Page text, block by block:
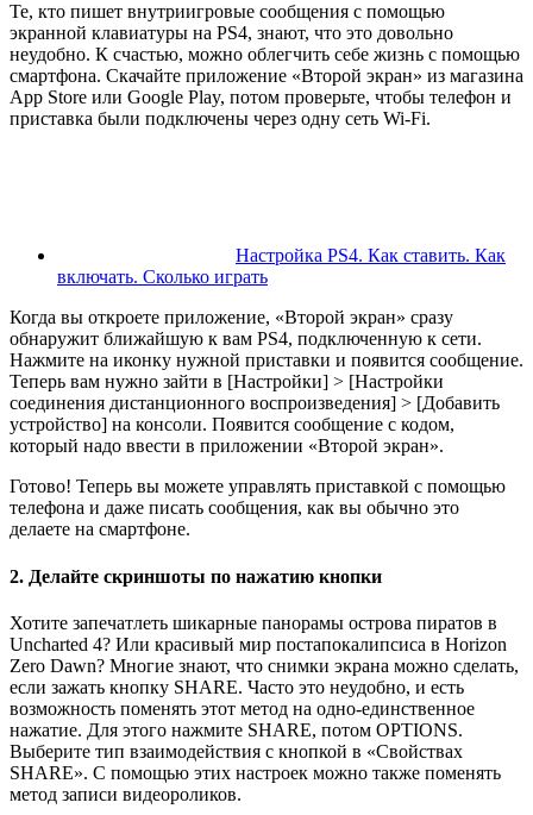
Те, кто пишет внутриигровые сообщения с помощью
экранной клавиатуры на PS4, знают, что это довольно
неудобно. К счастью, можно облегчить себе жизнь с помощью
смартфона. Скачайте приложение «Второй экран» из магазина
App Store или Google Play, потом проверьте, чтобы телефон и
приставка были подключены через одну сеть Wi-Fi.
Настройка PS4. Как ставить. Как
включать. Сколько играть
Когда вы откроете приложение, «Второй экран» сразу
обнаружит ближайшую к вам PS4, подключенную к сети.
Нажмите на иконку нужной приставки и появится сообщение.
Теперь вам нужно зайти в [Настройки] > [Настройки
соединения дистанционного воспроизведения] > [Добавить
устройство] на консоли. Появится сообщение с кодом,
который надо ввести в приложении «Второй экран».
Готово! Теперь вы можете управлять приставкой с помощью
телефона и даже писать сообщения, как вы обычно это
делаете на смартфоне.
2. Делайте скриншоты по нажатию кнопки
Хотите запечатлеть шикарные панорамы острова пиратов в
Uncharted 4? Или красивый мир постапокалипсиса в Horizon
Zero Dawn? Многие знают, что снимки экрана можно сделать,
если зажать кнопку SHARE. Часто это неудобно, и есть
возможность поменять этот метод на одно-единственное
нажатие. Для этого нажмите SHARE, потом OPTIONS.
Выберите тип взаимодействия с кнопкой в «Свойствах
SHARE». С помощью этих настроек можно также поменять
метод записи видеороликов.